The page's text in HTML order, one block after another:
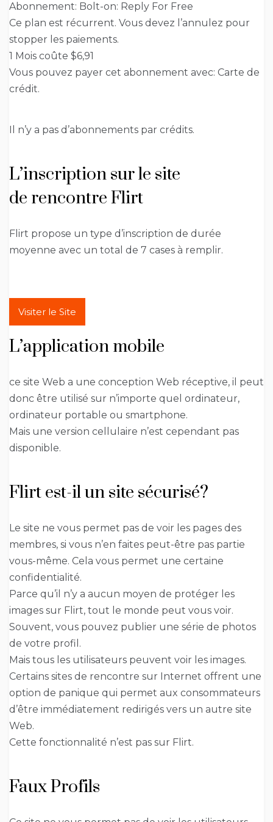
Abonnement: Bolt-on: Reply For Free
Ce plan est récurrent. Vous devez l’annulez pour
stopper les paiements.
1 Mois coûte $6,91
Vous pouvez payer cet abonnement avec: Carte de
crédit.
Il n’y a pas d’abonnements par crédits.
L’inscription sur le site
de rencontre Flirt
Flirt propose un type d’inscription de durée
moyenne avec un total de 7 cases à remplir.
Visiter le Site
L’application mobile
ce site Web a une conception Web réceptive, il peut
donc être utilisé sur n’importe quel ordinateur,
ordinateur portable ou smartphone.
Mais une version cellulaire n’est cependant pas
disponible.
Flirt est-il un site sécurisé?
Le site ne vous permet pas de voir les pages des
membres, si vous n’en faites peut-être pas partie
vous-même. Cela vous permet une certaine
confidentialité.
Parce qu’il n’y a aucun moyen de protéger les
images sur Flirt, tout le monde peut vous voir.
Souvent, vous pouvez publier une série de photos
de votre profil.
Mais tous les utilisateurs peuvent voir les images.
Certains sites de rencontre sur Internet offrent une
option de panique qui permet aux consommateurs
d’être immédiatement redirigés vers un autre site
Web.
Cette fonctionnalité n’est pas sur Flirt.
Faux Profils